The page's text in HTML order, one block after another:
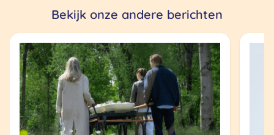
Bekijk onze andere berichten